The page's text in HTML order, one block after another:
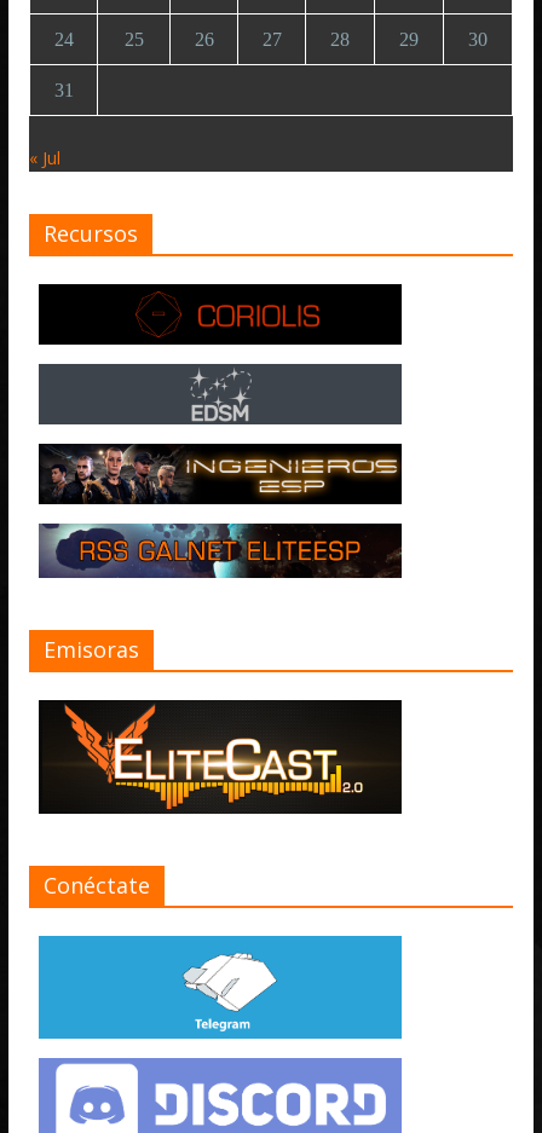
24 25 26 27 28 29 30
31
« Jul
Recursos
Emisoras
Conéctate